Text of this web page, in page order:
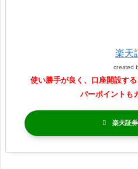
楽天
created
使い勝手が良く、口座開設す
パーポイントも
楽天証券